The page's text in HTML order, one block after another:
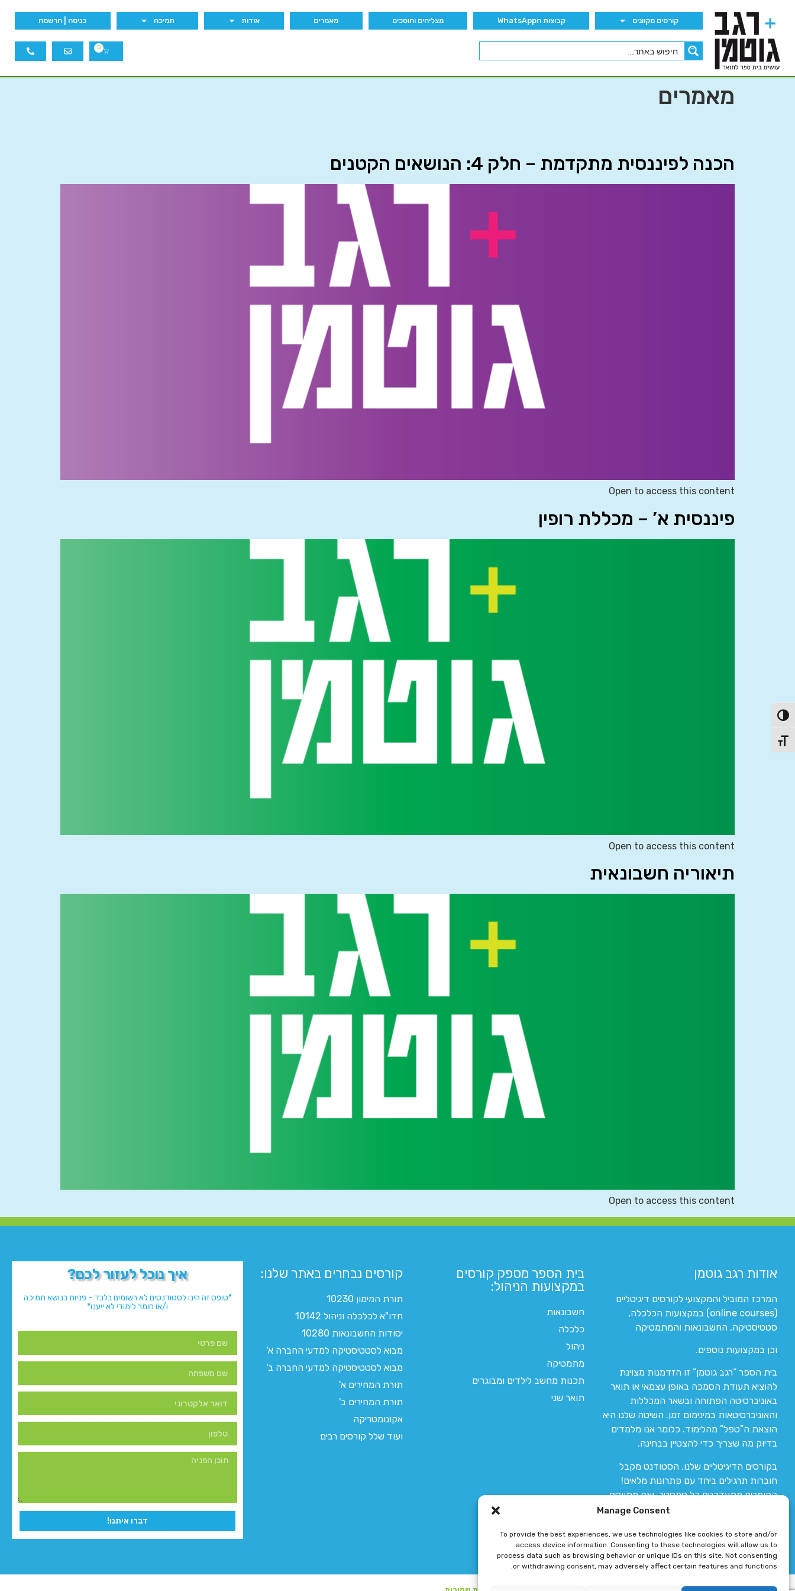
Manage Consent
To provide the best experiences, we use technologies like cookies to store and/or
access device information. Consenting to these technologies will allow us to
process data such as browsing behavior or unique IDs on this site. Not consenting
or withdrawing consent, may adversely affect certain features and functions.
הפעל/כבה ניגודיות גבוהה
מתג גודל גופן
קורסים מקוונים קבוצות הWhatsApp מצליחים וחוסכים מאמרים אודות תמיכה כניסה | הרשמה
0
מאמרים
הכנה לפיננסית מתקדמת – חלק 4: הנושאים הקטנים
Open to access this content
פיננסית א’ – מכללת רופין
Open to access this content
תיאוריה חשבונאית
Open to access this content
אודות רגב גוטמן
המרכז המוביל והמקצועי לקורסים דיגיטליים
(online courses) במקצועות הכלכלה,
סטטיסטיקה, החשבונאות והמתמטיקה
וכן במקצועות נוספים.
בית הספר “רגב גוטמן” זו הזדמנות מצוינת
להוציא תעודת הסמכה באופן עצמאי או תואר
באוניברסיטה הפתוחה ובשאר המכללות
והאוניברסיטאות במינימום זמן. השיטה שלנו היא
הוצאת ה”טפל” מהלימוד. כלומר אנו מלמדים
בדיוק מה שצריך כדי להצטיין בבחינה.
בקורסים הדיגיטליים שלנו, הסטודנט מקבל
חוברות תרגילים ביחד עם פתרונות מלאים!
החומרים מתעדכנים כל סמסטר, ואם מתווסף
חומר חדש אז הקורס מתעדכן יחד איתו.
בית הספר מספק קורסים
במקצועות הניהול:
חשבונאות
כלכלה
ניהול
מתמטיקה
תכנות מחשב לילדים ומבוגרים
תואר שני
קורסים נבחרים באתר שלנו:​
תורת המימון 10230
חדו"א לכלכלה וניהול 10142
יסודות החשבונאות 10280
מבוא לסטטיסטיקה למדעי החברה א'
מבוא לסטטיסטיקה למדעי החברה ב'
תורת המחירים א'
תורת המחירים ב'
אקונומטריקה
ועוד שלל קורסים רבים
איך נוכל לעזור לכם?
*טופס זה הינו לסטודנטים לא רשומים בלבד – פניות בנושא תמיכה
ו/או חומר לימודי לא ייענו*
דברו איתנו!